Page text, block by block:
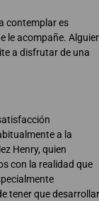
contemplar es
le acompañe.
a disfrutar de una
a la
Henry, quien
con la realidad que
tener que desarrollar